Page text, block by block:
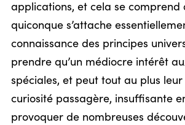
applications, et cela se comprend
quiconque s’attache
connaissance des principes
prendre qu’un médiocre intérêt
spéciales, et peut tout au plus
curiosité passagère, insuffisante
provoquer de nombreuses